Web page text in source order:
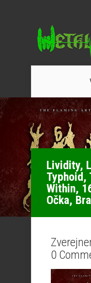
Lividity,
Typhoid,
Within,
Očka,
0